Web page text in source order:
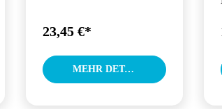
23,45 €*
MEHR DETAILS